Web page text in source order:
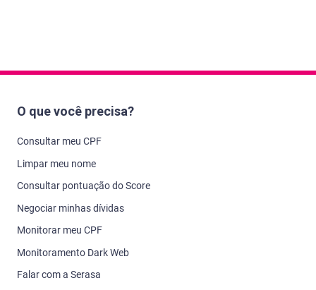
O que você precisa?
Consultar meu CPF
Limpar meu nome
Consultar pontuação do Score
Negociar minhas dívidas
Monitorar meu CPF
Monitoramento Dark Web
Falar com a Serasa